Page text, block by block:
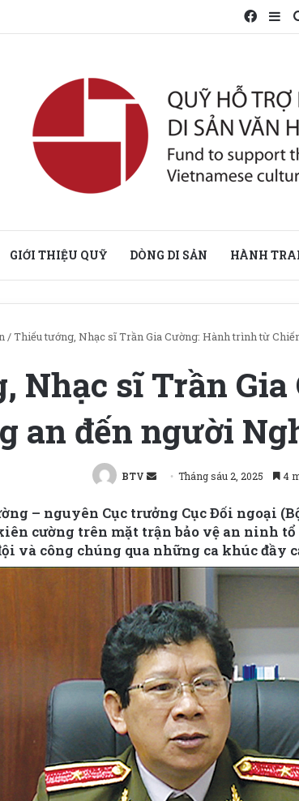
GIỚI THIỆU QUỸ DÒNG DI SẢN HÀNH
/Thiếu tướng, Nhạc sĩ Trần Gia Cường: Hành trình từ
Nhạc sĩ Trần
an đến người
BTV
Send
email
Tháng sáu 2, 2025 4
– nguyên Cục trưởng Cục Đối ngoại
cường trên mặt trận bảo vệ an ninh
và công chúng qua những ca khúc đầy